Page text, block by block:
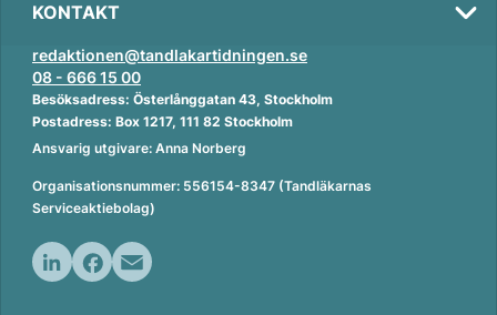
KONTAKT
redaktionen@tandlakartidningen.se
08 - 666 15 00
Besöksadress: Österlånggatan 43, Stockholm
Postadress: Box 1217, 111 82 Stockholm
Ansvarig utgivare: Anna Norberg
Organisationsnummer: 556154-8347 (Tandläkarnas
Serviceaktiebolag)